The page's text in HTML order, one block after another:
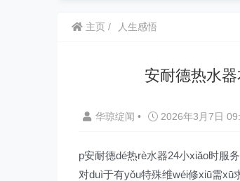
主页 人生感悟
安耐德热水
华琼绽闻 • 2026年3月7日
p安耐德dé热rè水器24小xiǎo时服
对duì于有yǒu特殊维wéi修xiū需xū